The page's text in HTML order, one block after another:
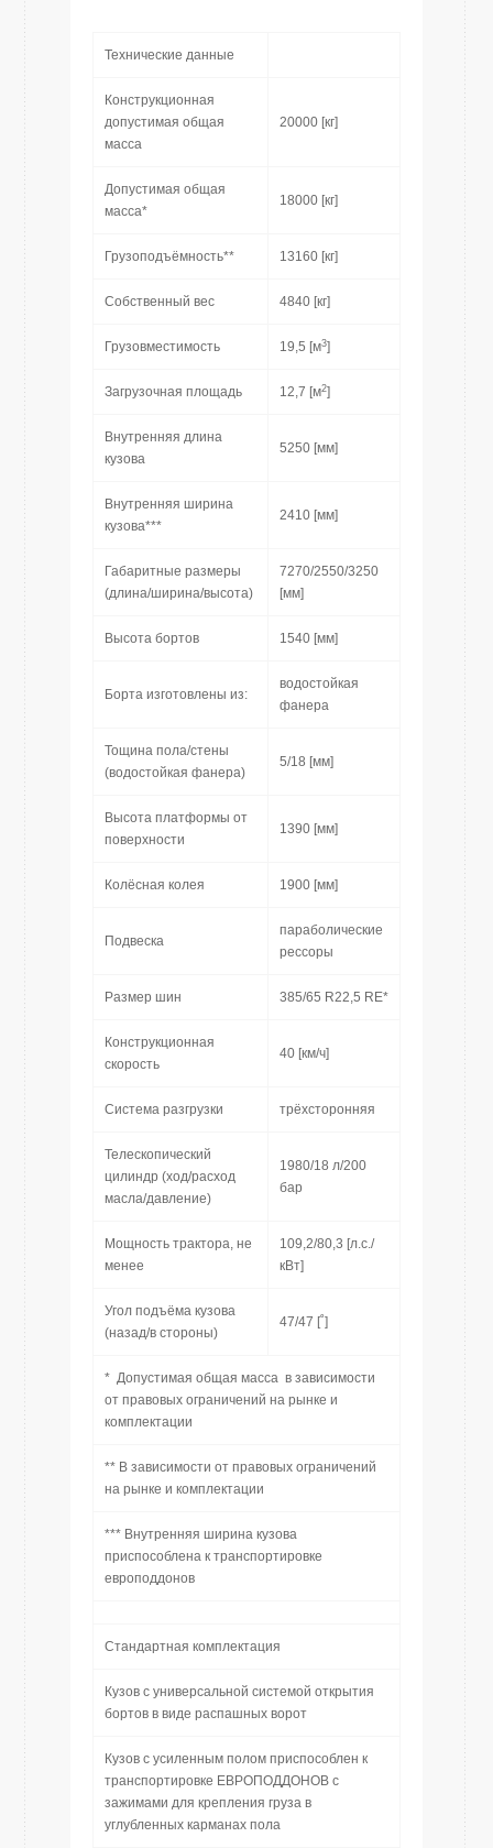
Технические данные
Конструкционная
допустимая общая
масса
20000 [кг]
Допустимая общая
масса*
18000 [кг]
Грузоподъёмность** 13160 [кг]
Собственный вес 4840 [кг]
Грузовместимость 19,5 [м3]
Загрузочная площадь 12,7 [м2]
Внутренняя длина
кузова
5250 [мм]
Внутренняя ширина
кузова***
2410 [мм]
Габаритные размеры
(длина/ширина/высота)
7270/2550/3250
[мм]
Высота бортов 1540 [мм]
Борта изготовлены из:
водостойкая
фaнера
Тощина пола/стены
(водостойкая фанера)
5/18 [мм]
Высота платформы от
поверхности
1390 [мм]
Колёсная колея 1900 [мм]
Подвеска
параболические
рессоры
Размер шин 385/65 R22,5 RE*
Конструкционная
скорость
40 [км/ч]
Система разгрузки трёхсторонняя
Телескопический
цилиндр (ход/расход
масла/давление)
1980/18 л/200
бар
Мощность трактора, не
менее
109,2/80,3 [л.с./
кВт]
Угол подъёма кузова
(назад/в стороны)
47/47 [˚]
* Допустимая общая масса в зависимости
от правовых ограничений на рынке и
комплектации
** В зависимости от правовых ограничений
на рынке и комплектации
*** Внутренняя ширина кузова
приспособлена к транспортировке
европоддонов
Стандартная комплектация
Кузов с универсальной системой открытия
бортов в виде распашных ворот
Кузов с усиленным полом приспособлен к
транспортировке ЕВРОПОДДОНОВ с
зажимами для крепления груза в
углубленных карманах пола